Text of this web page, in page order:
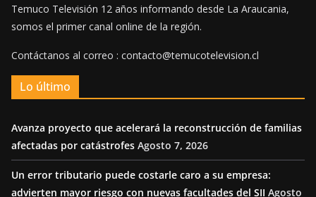
Temuco Televisión 12 años informando desde La Araucania,
somos el primer canal online de la región.
Contáctanos al correo : contacto@temucotelevision.cl
Lo último
Avanza proyecto que acelerará la reconstrucción de familias
afectadas por catástrofes Agosto 7, 2026
Un error tributario puede costarle caro a su empresa:
advierten mayor riesgo con nuevas facultades del SII Agosto